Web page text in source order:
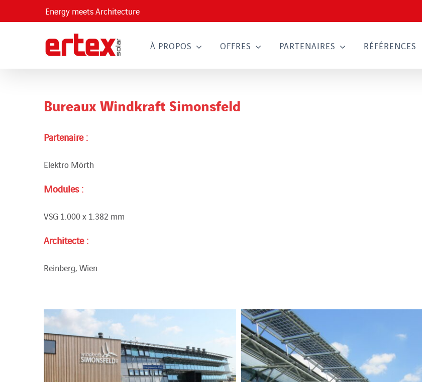
Energy meets Architecture
À PROPOS OFFRES PARTENAIRES RÉFÉRENCES
Bureaux Windkraft Simonsfeld
Partenaire :
Elektro Mörth
Modules :
VSG 1.000 x 1.382 mm
Architecte :
Reinberg, Wien